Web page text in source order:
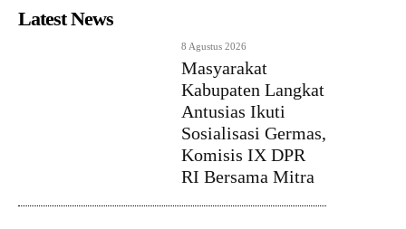
Latest News
8 Agustus 2026
Masyarakat
Kabupaten Langkat
Antusias Ikuti
Sosialisasi Germas,
Komisis IX DPR
RI Bersama Mitra